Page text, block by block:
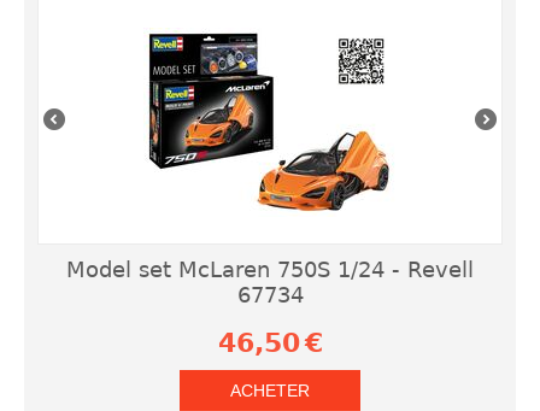
Model set McLaren 750S 1/24 - Revell
67734
46,50€
ACHETER